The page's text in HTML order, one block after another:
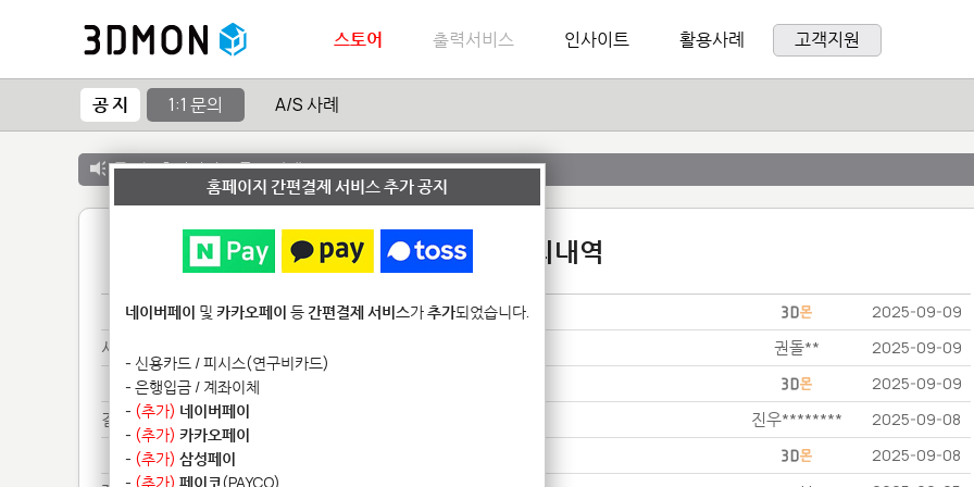
스토어 출력서비스 인사이트 활용사례 고객지원
공 지 1:1 문의 A/S 사례
공 지 :출력서비스 종료 안내
1:1 문의내역
ba********** 2025-09-09
서류*** 권돌** 2025-09-09
서류*** 2025-09-09
결제*** 진우******** 2025-09-08
결제*** 2025-09-08
홈페이지 간편결제 서비스 추가 공지
네이버페이 및 카카오페이 등간편결제 서비스가추가되었습니다.
- 신용카드 / 피시스(연구비카드)
- 은행입금 / 계좌이체
- (추가) 네이버페이
- (추가) 카카오페이
- (추가) 삼성페이
- (추가) 페이코(PAYCO)